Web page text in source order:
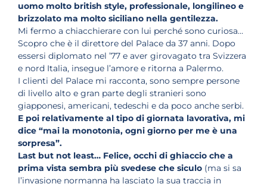
uomo molto british style, professionale, longilineo e
brizzolato ma molto siciliano nella gentilezza.
Mi fermo a chiacchierare con lui perché sono curiosa…
Scopro che è il direttore del Palace da 37 anni. Dopo
essersi diplomato nel ’77 e aver girovagato tra Svizzera
e nord Italia, insegue l’amore e ritorna a Palermo.
I clienti del Palace mi racconta, sono sempre persone
di livello alto e gran parte degli stranieri sono
giapponesi, americani, tedeschi e da poco anche serbi.
E poi relativamente al tipo di giornata lavorativa, mi
dice “mai la monotonia, ogni giorno per me è una
sorpresa”.
Last but not least… Felice, occhi di ghiaccio che a
prima vista sembra più svedese che siculo (ma si sa
l’invasione normanna ha lasciato la sua traccia in